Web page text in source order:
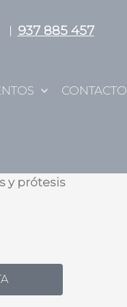
937 885 457
CONTACTO
y prótesis